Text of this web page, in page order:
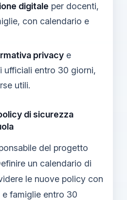
digitale per docenti,
con calendario e
privacy e
ufficiali entro 30 giorni,
utili.
di sicurezza
del progetto
un calendario di
le nuove policy con
famiglie entro 30